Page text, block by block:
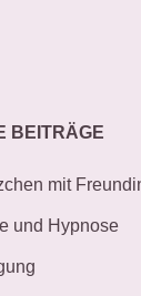
BEITRÄGE
mit
und Hypnose